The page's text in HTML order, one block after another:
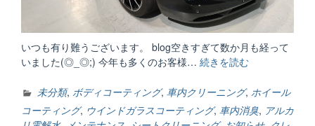
いつも有り難うございます。 blog空きすぎて数か月も経って
いました(◎_◎;) 今年も多くのお客様… 続きを読む
も
有
り
未分類, ボディコーティング, 車内クリーニング, ホイール
コーティング, ウインドガラスコーティング, 車内消臭, アルカ